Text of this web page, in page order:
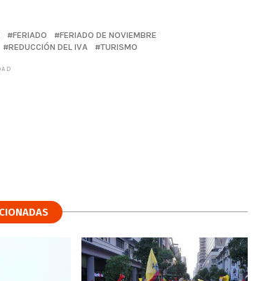
FERIADO
FERIADO DE NOVIEMBRE
REDUCCIÓN DEL IVA TURISMO